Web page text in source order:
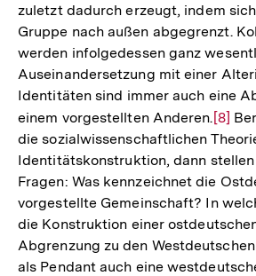
zuletzt dadurch erzeugt, indem
Gruppe nach außen abgegrenzt.
werden infolgedessen ganz
Auseinandersetzung mit einer
Identitäten sind immer auch eine
einem vorgestellten Anderen.Zur
der
[8]
die sozialwissenschaftlichen
Identitätskonstruktion, dann
Fragen: Was kennzeichnet die
vorgestellte Gemeinschaft? In
die Konstruktion einer
Abgrenzung zu den
als Pendant auch eine